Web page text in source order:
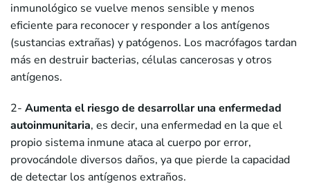
inmunológico se vuelve menos sensible y menos
eficiente para reconocer y responder a los antígenos
(sustancias extrañas) y patógenos. Los macrófagos tardan
más en destruir bacterias, células cancerosas y otros
antígenos.
2- Aumenta el riesgo de desarrollar una enfermedad
autoinmunitaria, es decir, una enfermedad en la que el
propio sistema inmune ataca al cuerpo por error,
provocándole diversos daños, ya que pierde la capacidad
de detectar los antígenos extraños.